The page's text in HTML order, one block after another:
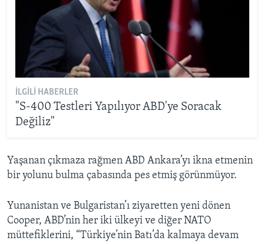
İLGILI HABERLER
"S-400 Testleri Yapılıyor ABD'ye Soracak
Değiliz"
Yaşanan çıkmaza rağmen ABD Ankara’yı ikna etmenin
bir yolunu bulma çabasında pes etmiş görünmüyor.
Yunanistan ve Bulgaristan’ı ziyaretten yeni dönen
Cooper, ABD’nin her iki ülkeyi ve diğer NATO
müttefiklerini, “Türkiye’nin Batı’da kalmaya devam